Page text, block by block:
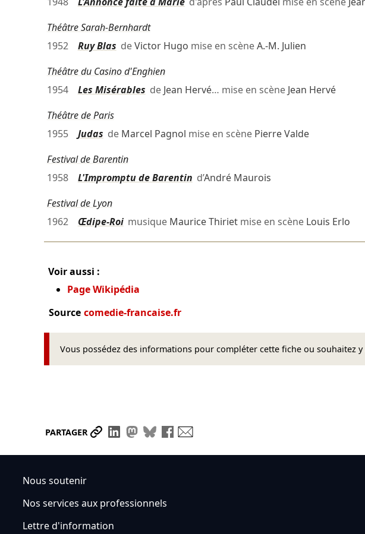
Théâtre Sarah-Bernhardt
1952
Ruy Blas deVictor Hugo mise en scèneA.-M. Julien
Théâtre du Casino d'Enghien
1954
Les Misérables de Jean Hervé… mise en scène Jean Hervé
Théâtre de Paris
1955
Judas de Marcel Pagnol mise en scène Pierre Valde
Festival de Barentin
1958
L'Impromptu de Barentin d’André Maurois
Festival de Lyon
1962
Œdipe-Roimusique Maurice Thirietmise en scène Louis Erlo
Voir aussi :
Page Wikipédia
Source comedie-francaise.fr
Vous possédez des informations pour compléter cette fiche ou souhaitez
PARTAGER Partager le lien
Partager sur LinkedIn
Partager sur Mastodon
Partager sur Bluesky
Partager sur Facebook
Nous soutenir
Nos services aux professionnels
Lettre d'information